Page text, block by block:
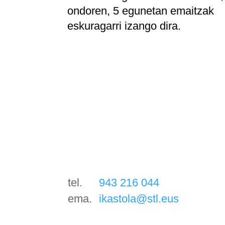
ondoren, 5 egunetan emaitzak
eskuragarri izango dira.
tel.
943 216 044
ema.
ikastola@stl.eus